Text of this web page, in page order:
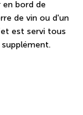
bord de
de vin ou d'un
est servi tous
supplément.